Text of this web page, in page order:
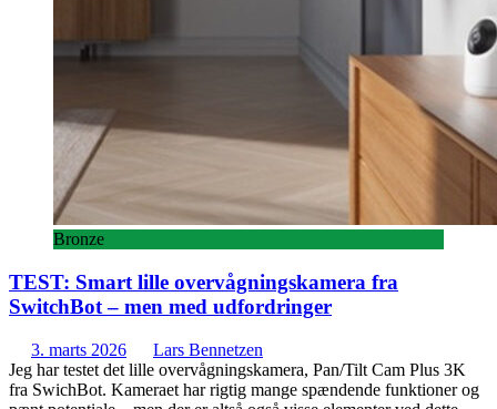
Bronze
TEST: Smart lille overvågningskamera fra
SwitchBot – men med udfordringer
3. marts 2026
Lars Bennetzen
Jeg har testet det lille overvågningskamera, Pan/Tilt Cam Plus 3K
fra SwichBot. Kameraet har rigtig mange spændende funktioner og